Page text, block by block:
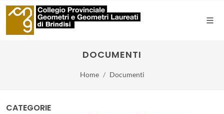
DOCUMENTI
Home Documenti
CATEGORIE